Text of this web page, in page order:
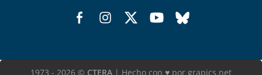
1973 - 2026 © CTERA | Hecho con ♥ por grapics.net